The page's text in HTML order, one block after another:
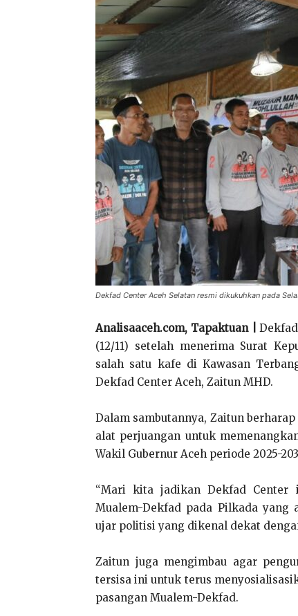
Dekfad Center Aceh Selatan resmi dikukuhkan pada
Analisaaceh.com, Tapaktuan |
(12/11) setelah menerima Surat
salah satu kafe di Kawasan
Dekfad Center Aceh, Zaitun MHD.
Dalam sambutannya, Zaitun
alat perjuangan untuk
Wakil Gubernur Aceh periode 2025-
“Mari kita jadikan Dekfad Center
Mualem-Dekfad pada Pilkada yang
ujar politisi yang dikenal dekat
Zaitun juga mengimbau agar
tersisa ini untuk terus
pasangan Mualem-Dekfad.